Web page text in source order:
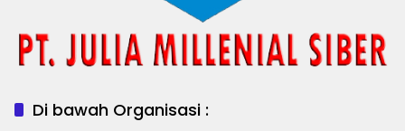
Di bawah Organisasi :